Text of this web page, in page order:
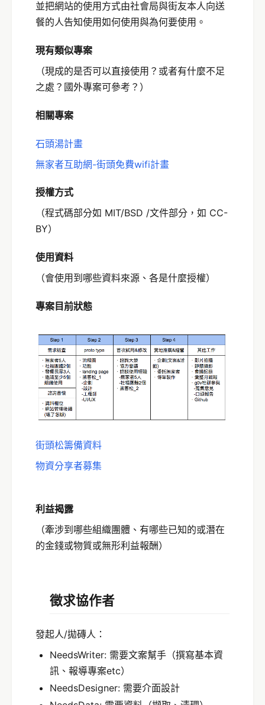
並把網站的使用方式由社會局與街友本人向送
餐的人告知使用如何使用與為何要使用。
現有類似專案
（現成的是否可以直接使用？或者有什麼不足
之處？國外專案可參考？）
相關專案
石頭湯計畫
無家者互助網-街頭免費wifi計畫
授權方式
（程式碼部分如 MIT/BSD /文件部分，如 CC-
BY）
使用資料
（會使用到哪些資料來源、各是什麼授權）
專案目前狀態
街頭松籌備資料
物資分享者募集
利益揭露
（牽涉到哪些組織團體、有哪些已知的或潛在
的金錢或物質或無形利益報酬）
徵求協作者
發起人/拋磚人：
NeedsWriter: 需要文案幫手（撰寫基本資
訊、報導專案etc）
NeedsDesigner: 需要介面設計